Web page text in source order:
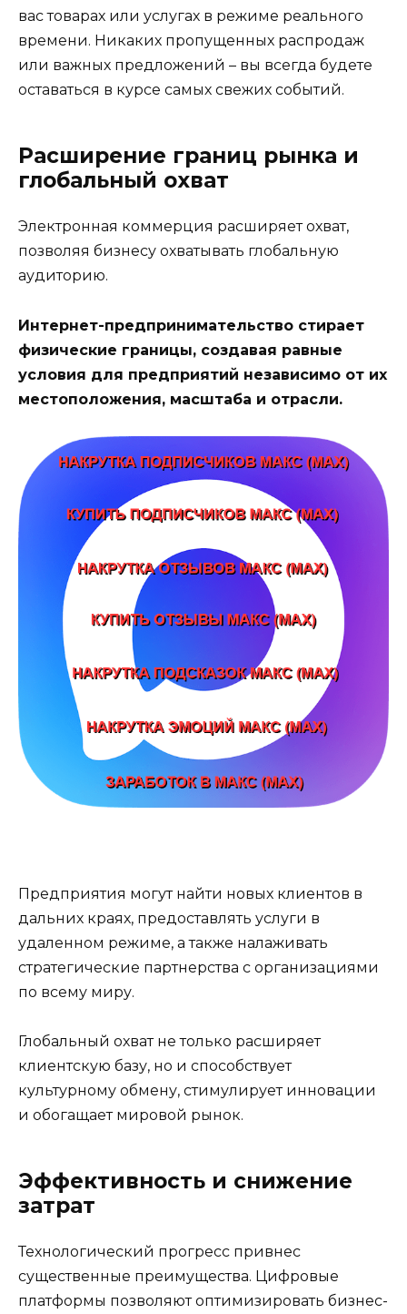
вас товарах или услугах в режиме реального
времени. Никаких пропущенных распродаж
или важных предложений – вы всегда будете
оставаться в курсе самых свежих событий.
Расширение границ рынка и
глобальный охват
Электронная коммерция расширяет охват,
позволяя бизнесу охватывать глобальную
аудиторию.
Интернет-предпринимательство стирает
физические границы, создавая равные
условия для предприятий независимо от их
местоположения, масштаба и отрасли.
Предприятия могут найти новых клиентов в
дальних краях, предоставлять услуги в
удаленном режиме, а также налаживать
стратегические партнерства с организациями
по всему миру.
Глобальный охват не только расширяет
клиентскую базу, но и способствует
культурному обмену, стимулирует инновации
и обогащает мировой рынок.
Эффективность и снижение
затрат
Технологический прогресс привнес
существенные преимущества. Цифровые
платформы позволяют оптимизировать бизнес-